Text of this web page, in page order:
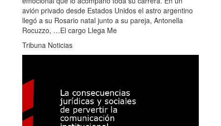
avión privado desde Estados Unidos el astro argentino
llegó a su Rosario natal junto a su pareja, Antonella
Rocuzzo, …El cargo Llega Me
Tribuna Noticias